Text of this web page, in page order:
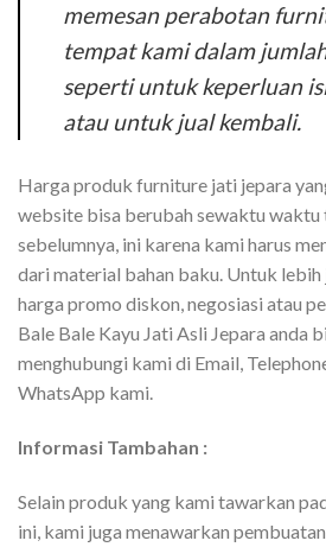
memesan perabotan
tempat kami dalam
seperti untuk keperluan
atau untuk jual kembali.
Harga produk furniture jati jepara
website bisa berubah sewaktu waktu
sebelumnya, ini karena kami harus
dari material bahan baku. Untuk lebih
harga promo diskon, negosiasi atau
Bale Bale Kayu Jati Asli Jepara anda
menghubungi kami di Email,
WhatsApp kami.
Informasi Tambahan :
Selain produk yang kami tawarkan
ini, kami juga menawarkan